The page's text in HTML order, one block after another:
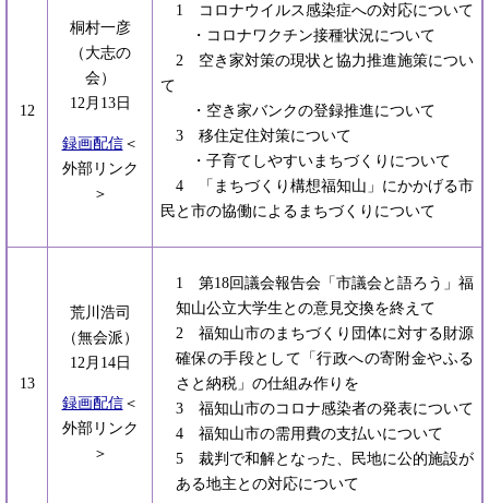
12
桐村一彦
（大志の
会）
12月13日
録画配信＜
外部リンク
＞
1 コロナウイルス感染症への対応について
・コロナワクチン接種状況について
2 空き家対策の現状と協力推進施策につい
て
・空き家バンクの登録推進について
3 移住定住対策について
・子育てしやすいまちづくりについて
4 「まちづくり構想福知山」にかかげる市
民と市の協働によるまちづくりについて
13
荒川浩司
（無会派）
12月14日
録画配信＜
外部リンク
＞
1 第18回議会報告会「市議会と語ろう」福
知山公立大学生との意見交換を終えて
2 福知山市のまちづくり団体に対する財源
確保の手段として「行政への寄附金やふる
さと納税」の仕組み作りを
3 福知山市のコロナ感染者の発表について
4 福知山市の需用費の支払いについて
5 裁判で和解となった、民地に公的施設が
ある地主との対応について